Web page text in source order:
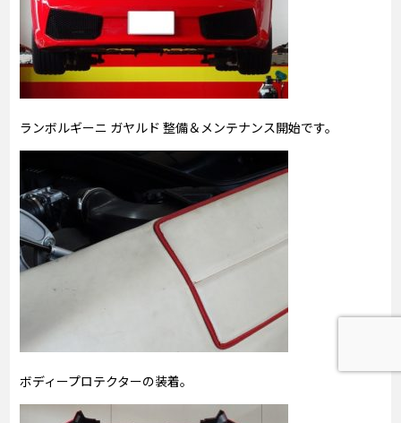
ランボルギーニ ガヤルド 整備＆メンテナンス開始です。
ボディープロテクターの装着。